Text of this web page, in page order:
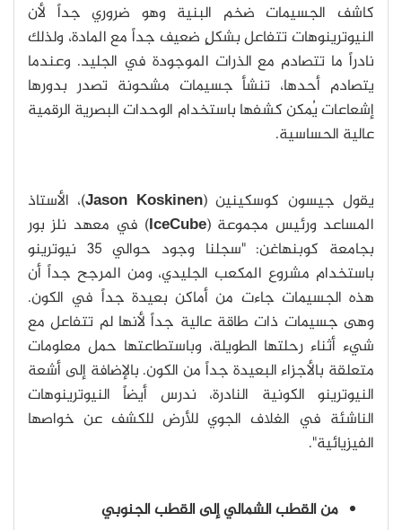
كاشف الجسيمات ضخم البنية وهو ضروري جداً لأن
النيوترينوهات تتفاعل بشكلٍ ضعيف جداً مع المادة، ولذلك
نادراً ما تتصادم مع الذرات الموجودة في الجليد. وعندما
يتصادم أحدها، تنشأ جسيمات مشحونة تصدر بدورها
إشعاعات يُمكن كشفها باستخدام الوحدات البصرية الرقمية
عالية الحساسية.
يقول جيسون كوسكينين (Jason Koskinen)، الأستاذ
المساعد ورئيس مجموعة (IceCube) في معهد نلز بور
بجامعة كوبنهاغن: "سجلنا وجود حوالي 35 نيوترينو
باستخدام مشروع المكعب الجليدي، ومن المرجح جداً أن
هذه الجسيمات جاءت من أماكن بعيدة جداً في الكون.
وهى جسيمات ذات طاقة عالية جداً لأنها لم تتفاعل مع
شيء أثناء رحلتها الطويلة، وباستطاعتها حمل معلومات
متعلقة بالأجزاء البعيدة جداً من الكون. بالإضافة إلى أشعة
النيوترينو الكونية النادرة، ندرس أيضاً النيوترينوهات
الناشئة في الغلاف الجوي للأرض للكشف عن خواصها
الفيزيائية".
من القطب الشمالي إلى القطب الجنوبي